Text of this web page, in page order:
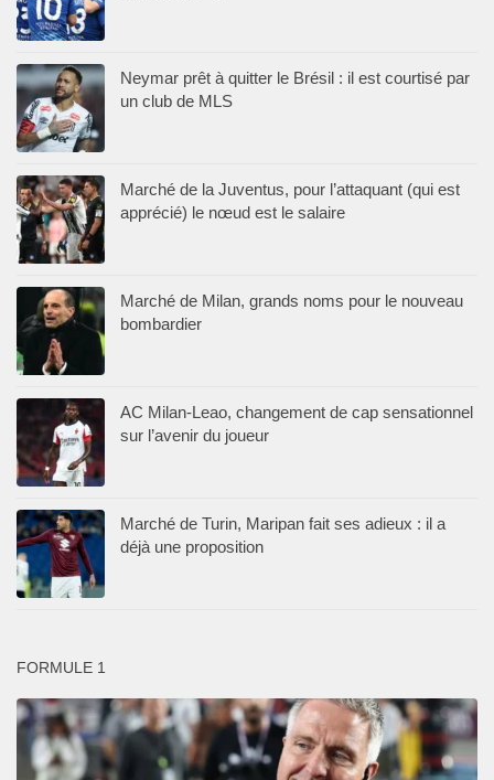
Neymar prêt à quitter le Brésil : il est courtisé par
un club de MLS
Marché de la Juventus, pour l’attaquant (qui est
apprécié) le nœud est le salaire
Marché de Milan, grands noms pour le nouveau
bombardier
AC Milan-Leao, changement de cap sensationnel
sur l’avenir du joueur
Marché de Turin, Maripan fait ses adieux : il a
déjà une proposition
FORMULE 1